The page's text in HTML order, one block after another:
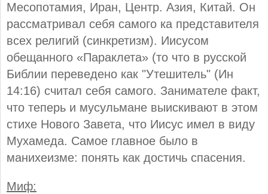
Месопотамия, Иран, Центр. Азия, Китай. Он
рассматривал себя самого ка представителя
всех религий (синкретизм). Иисусом
обещанного «Параклета» (то что в русской
Библии переведено как "Утешитель" (Ин
14:16) считал себя самого. Занимателе факт,
что теперь и мусульмане выискивают в этом
стихе Нового Завета, что Иисус имел в виду
Мухамеда. Самое главное было в
манихеизме: понять как достичь спасения.
Миф: